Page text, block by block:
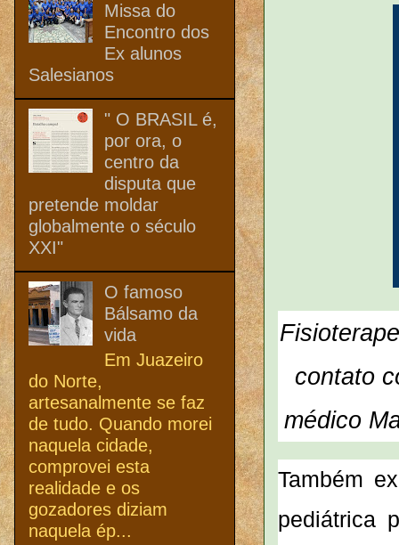
contato
médico
Também
pediátrica
Missa do
Encontro dos
Ex alunos
Salesianos
" O BRASIL é,
por ora, o
centro da
disputa que
pretende moldar
globalmente o século
XXI"
O famoso
Bálsamo da
vida
Em Juazeiro
do Norte,
artesanalmente se faz
de tudo. Quando morei
naquela cidade,
comprovei esta
realidade e os
gozadores diziam
naquela ép...